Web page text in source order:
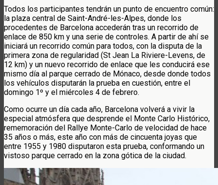
Todos los participantes tendrán un punto de encuentro común:
la plaza central de Saint-André-les-Alpes, donde los
procedentes de Barcelona accederán tras un recorrido de
enlace de 850 km y una serie de controles. A partir de ahí se
iniciará un recorrido común para todos, con la disputa de la
primera zona de regularidad (St Jean La Riviere-Levens, de
12 km) y un nuevo recorrido de enlace que les conducirá ese
mismo día al parque cerrado de Mónaco, desde donde todos
los vehículos disputarán la prueba en cuestión, entre el
domingo 1º y el miércoles 4 de febrero.
Como ocurre un día cada año, Barcelona volverá a vivir la
especial atmósfera que desprende el Monte Carlo Histórico,
rememoración del Rallye Monte-Carlo de velocidad de hace
35 años o más, este año con más de cincuenta joyas que
entre 1955 y 1980 disputaron esta prueba, conformando un
vistoso parque cerrado en la zona gótica de la ciudad.